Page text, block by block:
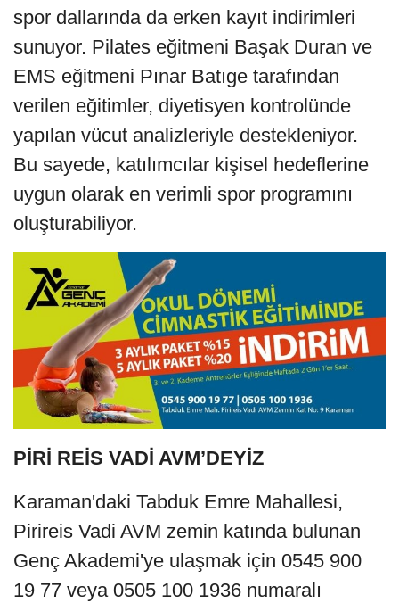
spor dallarında da erken kayıt indirimleri
sunuyor. Pilates eğitmeni Başak Duran ve
EMS eğitmeni Pınar Batıge tarafından
verilen eğitimler, diyetisyen kontrolünde
yapılan vücut analizleriyle destekleniyor.
Bu sayede, katılımcılar kişisel hedeflerine
uygun olarak en verimli spor programını
oluşturabiliyor.
PİRİ REİS VADİ AVM’DEYİZ
Karaman'daki Tabduk Emre Mahallesi,
Pirireis Vadi AVM zemin katında bulunan
Genç Akademi'ye ulaşmak için 0545 900
19 77 veya 0505 100 1936 numaralı